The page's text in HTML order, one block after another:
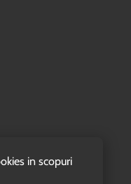
in scopuri